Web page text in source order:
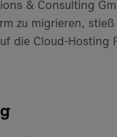
& Consulting
zu migrieren, stieß
die Cloud-Hosting